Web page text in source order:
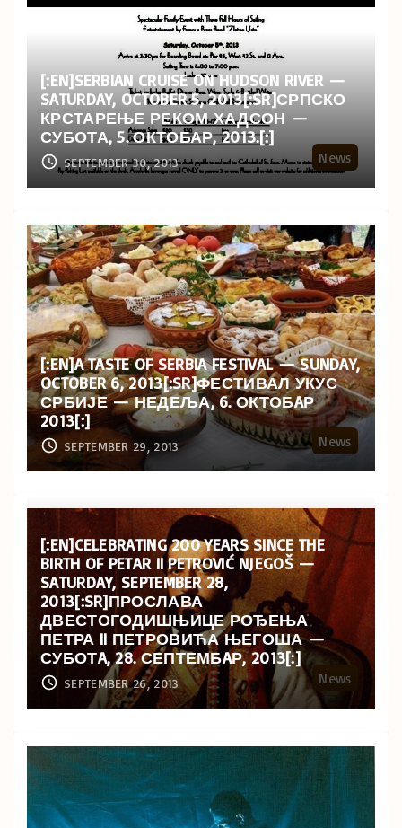
News
[:EN]SERBIAN CRUISE ON HUDSON RIVER —
SATURDAY, OCTOBER 5, 2013[:SR]СРПСКО
КРСТАРЕЊЕ РЕКОМ ХАДСОН —
СУБОТА, 5. ОКТОБАР, 2013.[:]
SEPTEMBER 30, 2013
News
[:EN]A TASTE OF SERBIA FESTIVAL — SUNDAY,
OCTOBER 6, 2013[:SR]ФЕСТИВАЛ УКУС
СРБИЈЕ — НЕДЕЉА, 6. ОКТОБAР
2013[:]
SEPTEMBER 29, 2013
News
[:EN]CELEBRATING 200 YEARS SINCE THE
BIRTH OF PETAR II PETROVIĆ NJEGOŠ —
SATURDAY, SEPTEMBER 28,
2013[:SR]ПРОСЛАВА
ДВЕСТОГОДИШЊИЦЕ РОЂЕЊА
ПЕТРА II ПЕТРОВИЋА ЊЕГОША —
СУБОТA, 28. СЕПТЕМБAР, 2013[:]
SEPTEMBER 26, 2013